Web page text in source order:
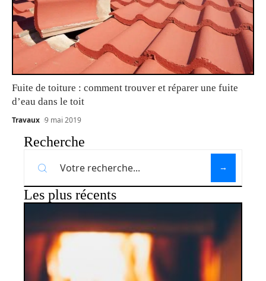
Fuite de toiture : comment trouver et réparer une fuite
d’eau dans le toit
Travaux 9 mai 2019
Recherche
Les plus récents